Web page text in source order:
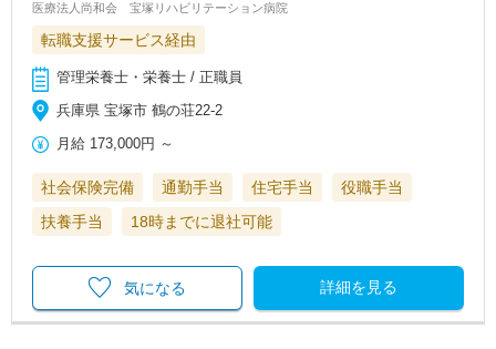
医療法人尚和会 宝塚リハビリテーション病院
転職支援サービス経由
管理栄養士・栄養士 / 正職員
兵庫県 宝塚市 鶴の荘22-2
月給 173,000円 ～
社会保険完備 通勤手当 住宅手当
役職手当
扶養手当
18時までに退社可能
詳細を見る
気になる